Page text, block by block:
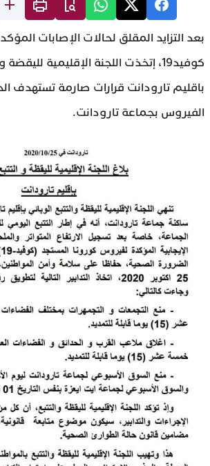
بعد التزايد المقلق لحالات الإصابات
كوفيد19، إتخذت اللجنة الإقليمية لليقضة
باقليم تارودانت قرارات صارمة تستهدف
الفيروس بجماعة تارودانت.